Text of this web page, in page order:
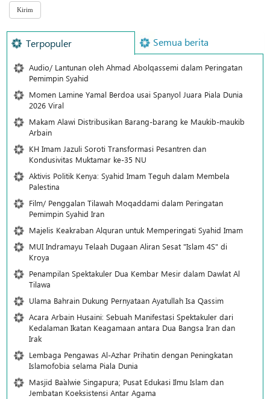
Terpopuler Semua berita
Audio/ Lantunan oleh Ahmad Abolqassemi dalam Peringatan
Pemimpin Syahid
Momen Lamine Yamal Berdoa usai Spanyol Juara Piala Dunia
2026 Viral
Makam Alawi Distribusikan Barang-barang ke Maukib-maukib
Arbain
KH Imam Jazuli Soroti Transformasi Pesantren dan
Kondusivitas Muktamar ke-35 NU
Aktivis Politik Kenya: Syahid Imam Teguh dalam Membela
Palestina
Film/ Penggalan Tilawah Moqaddami dalam Peringatan
Pemimpin Syahid Iran
Majelis Keakraban Alquran untuk Memperingati Syahid Imam
MUI Indramayu Telaah Dugaan Aliran Sesat "Islam 4S" di
Kroya
Penampilan Spektakuler Dua Kembar Mesir dalam Dawlat Al
Tilawa
Ulama Bahrain Dukung Pernyataan Ayatullah Isa Qassim
Acara Arbain Husaini: Sebuah Manifestasi Spektakuler dari
Kedalaman Ikatan Keagamaan antara Dua Bangsa Iran dan
Irak
Lembaga Pengawas Al-Azhar Prihatin dengan Peningkatan
Islamofobia selama Piala Dunia
Masjid Ba`alwie Singapura; Pusat Edukasi Ilmu Islam dan
Jembatan Koeksistensi Antar Agama